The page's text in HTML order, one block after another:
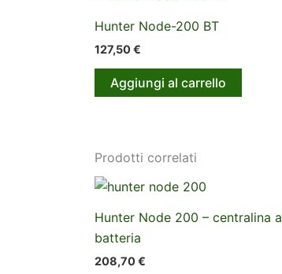
Hunter Node-200 BT
127,50€
Aggiungi al carrello
Prodotti correlati
Hunter Node 200 – centralina a
batteria
208,70€